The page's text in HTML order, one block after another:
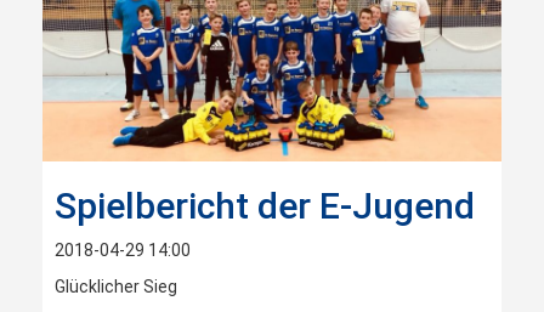
Spielbericht der E-Jugend
2018-04-29 14:00
Glücklicher Sieg